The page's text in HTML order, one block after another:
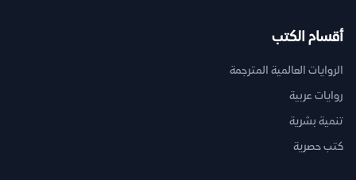
أقسام الكتب
الروايات العالمية المترجمة
روايات عربية
تنمية بشرية
كتب حصرية